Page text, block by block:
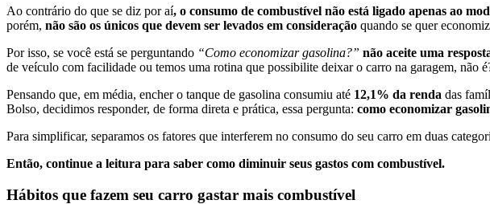
Ao contrário do que se diz por aí, o consumo de combustível não está ligado apenas ao
porém, não são os únicos que devem ser levados em consideração quando se quer
Por isso, se você está se perguntando “Como economizar gasolina?” não aceite uma
de veículo com facilidade ou temos uma rotina que possibilite deixar o carro na garagem, não
Pensando que, em média, encher o tanque de gasolina consumiu até 12,1% da renda das
Bolso, decidimos responder, de forma direta e prática, essa pergunta: como economizar
Para simplificar, separamos os fatores que interferem no consumo do seu carro em duas
Então, continue a leitura para saber como diminuir seus gastos com combustível.
Hábitos que fazem seu carro gastar mais combustível